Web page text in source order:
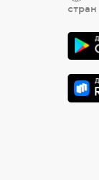
стран